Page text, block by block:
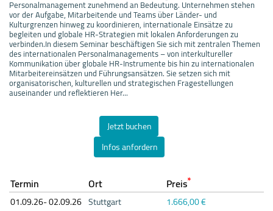
Personalmanagement zunehmend an Bedeutung. Unternehmen stehen
vor der Aufgabe, Mitarbeitende und Teams über Länder- und
Kulturgrenzen hinweg zu koordinieren, internationale Einsätze zu
begleiten und globale HR-Strategien mit lokalen Anforderungen zu
verbinden.In diesem Seminar beschäftigen Sie sich mit zentralen Themen
des internationalen Personalmanagements – von interkultureller
Kommunikation über globale HR-Instrumente bis hin zu internationalen
Mitarbeitereinsätzen und Führungsansätzen. Sie setzen sich mit
organisatorischen, kulturellen und strategischen Fragestellungen
auseinander und reflektieren Her...
Jetzt buchen
Infos anfordern
Termin Ort Preis*
01.09.26- 02.09.26 Stuttgart
1.666,00 €